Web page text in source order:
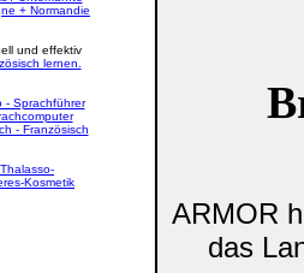
+ Normandie
und effektiv
lernen.
- Sprachführer
- Französisch
Thalasso-
Kosmetik
ARMOR
das